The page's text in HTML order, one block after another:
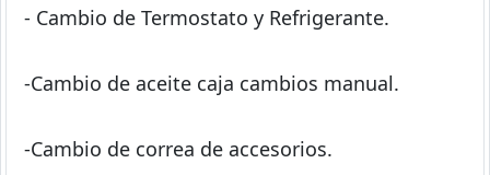
- Cambio de Termostato y Refrigerante.
-Cambio de aceite caja cambios manual.
-Cambio de correa de accesorios.